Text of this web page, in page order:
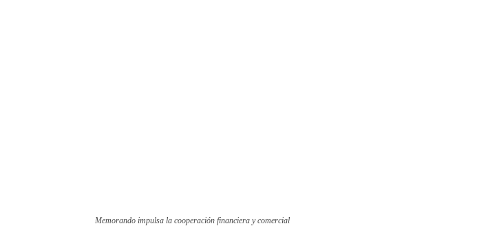
Memorando impulsa la cooperación financiera y comercial